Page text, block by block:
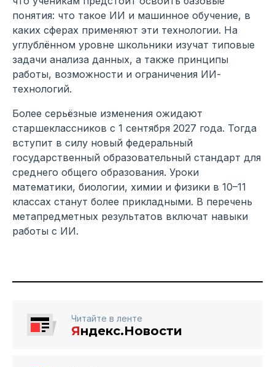
понятия: что такое ИИ и машинное обучение, в
каких сферах применяют эти технологии. На
углублённом уровне школьники изучат типовые
задачи анализа данных, а также принципы
работы, возможности и ограничения ИИ-
технологий.
Более серьёзные изменения ожидают
старшеклассников с 1 сентября 2027 года. Тогда
вступит в силу новый федеральный
государственный образовательный стандарт для
среднего общего образования. Уроки
математики, биологии, химии и физики в 10–11
классах станут более прикладными. В перечень
метапредметных результатов включат навыки
работы с ИИ.
Читайте в ленте
Яндекс.Новости